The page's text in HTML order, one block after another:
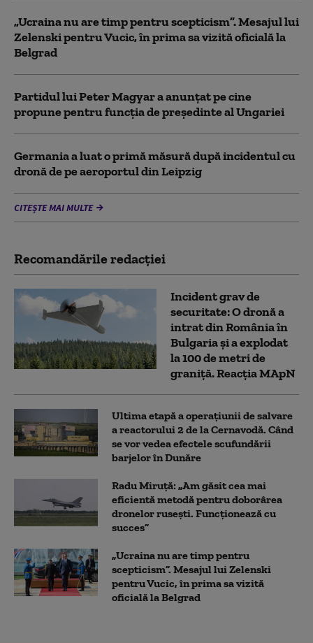
„Ucraina nu are timp pentru scepticism”. Mesajul lui
Zelenski pentru Vucic, în prima sa vizită oficială la
Belgrad
Partidul lui Peter Magyar a anunțat pe cine
propune pentru funcția de președinte al Ungariei
Germania a luat o primă măsură după incidentul cu
dronă de pe aeroportul din Leipzig
CITEȘTE MAI MULTE
Recomandările redacţiei
Incident grav de
securitate: O dronă a
intrat din România în
Bulgaria şi a explodat
la 100 de metri de
graniţă. Reacția MApN
Ultima etapă a operațiunii de salvare
a reactorului 2 de la Cernavodă. Când
se vor vedea efectele scufundării
barjelor în Dunăre
Radu Miruță: „Am găsit cea mai
eficientă metodă pentru doborârea
dronelor rusești. Funcționează cu
succes”
„Ucraina nu are timp pentru
scepticism”. Mesajul lui Zelenski
pentru Vucic, în prima sa vizită
oficială la Belgrad